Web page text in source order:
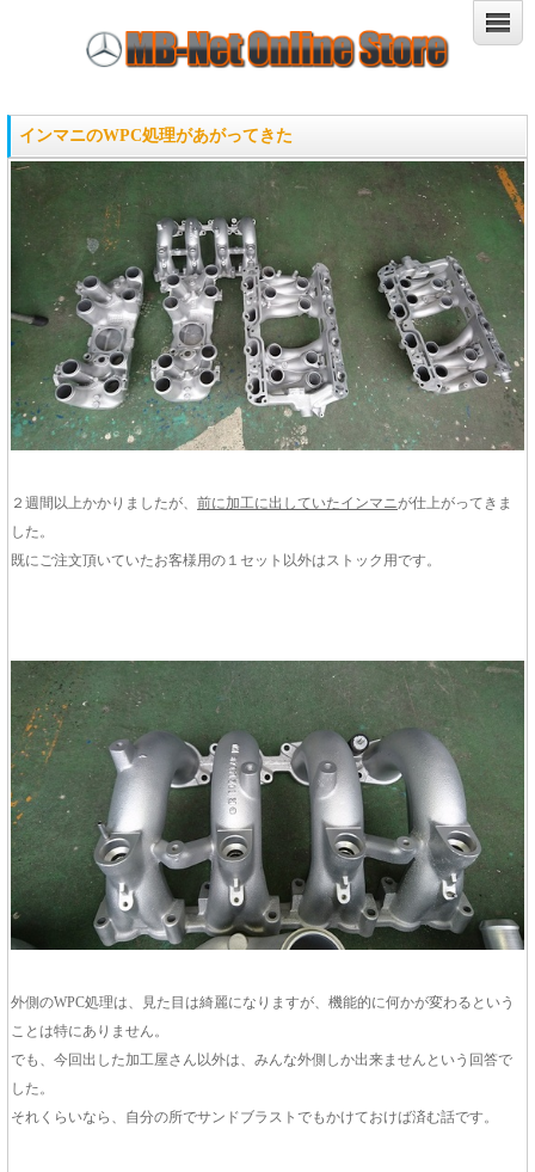
インマニのWPC処理があがってきた
２週間以上かかりましたが、 前に加工に出していたインマニが仕上がってきま
した。
既にご注文頂いていたお客様用の１セット以外はストック用です。
外側のWPC処理は、見た目は綺麗になりますが、機能的に何かが変わるという
ことは特にありません。
でも、今回出した加工屋さん以外は、みんな外側しか出来ませんという回答で
した。
それくらいなら、自分の所でサンドブラストでもかけておけば済む話です。